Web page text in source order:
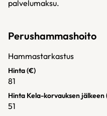
palvelumaksu.
Perushammashoito
Hammastarkastus
Hinta (€)
81
Hinta Kela-korvauksen jälkeen
51